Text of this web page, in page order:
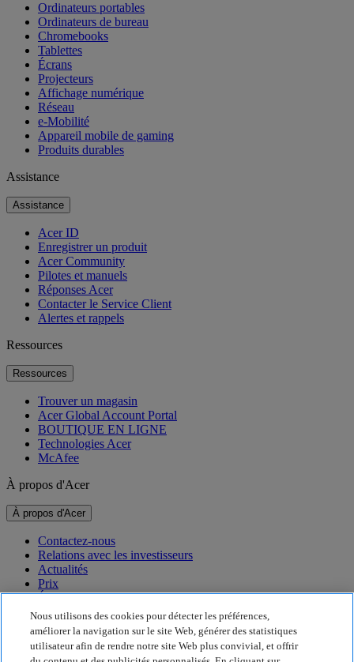
Ordinateurs portables
Ordinateurs de bureau
Chromebooks
Tablettes
Écrans
Projecteurs
Affichage numérique
Réseau
e-Mobilité
Appareil mobile de gaming
Produits durables
Assistance
Assistance
Acer ID
Enregistrer un produit
Acer Community
Pilotes et manuels
Réponses Acer
Contacter le Service Client
Alertes et rappels
Ressources
Ressources
Trouver un magasin
Acer Global Account Portal
BOUTIQUE EN LIGNE
Technologies Acer
McAfee
À propos d'Acer
À propos d'Acer
Contactez-nous
Relations avec les investisseurs
Actualités
Prix
Événements
Développement durable
Développement durable
Nous utilisons des cookies pour détecter les préférences,
améliorer la navigation sur le site Web, générer des statistiques
utilisateur afin de rendre notre site Web plus convivial, et offrir